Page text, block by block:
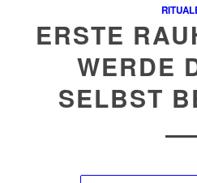
ERSTE
WERDE
SELBST